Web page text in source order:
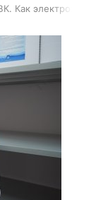
Как